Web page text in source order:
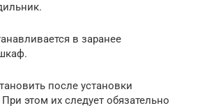
в заранее
после установки
этом их следует обязательно